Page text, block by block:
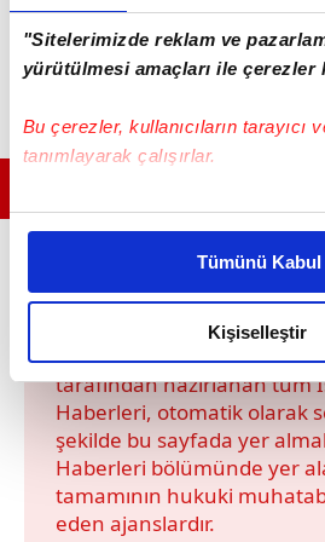
"Sitelerimizde reklam ve
yürütülmesi amaçları ile çerezler
Bu çerezler, kullanıcıların tarayıcı
tanımlayarak çalışırlar.
Bu çerezlere izin vermeniz halinde
daha iyi reklam deneyimi
amacımızın size daha iyi bir
olduğunu ve sizlere en iyi içerikleri
elimizden gelen çabayı
reklamların maliyetlerimizi
kalemimiz olduğunu sizlere
Her halükârda, kullanıcılar, bu
takdirde, kullanıcılara hedefli
gösterilmeyecektir."
Tümünü Kabul
Kişiselleştir
Yerel Haberler
habere herhangi bir
bulunulmamıştır. Anadolu
Haber Ajansı, Demirören
tarafından hazırlanan tüm
Haberleri, otomatik olarak
şekilde bu sayfada yer
Haberleri bölümünde yer
tamamının hukuki
eden ajanslardır.